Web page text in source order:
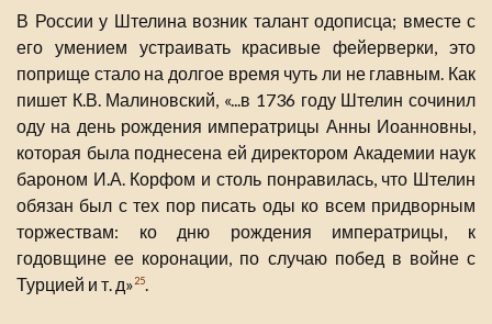
В России у Штелина возник талант одописца; вместе с
его умением устраивать красивые фейерверки, это
поприще стало на долгое время чуть ли не главным. Как
пишет К.В. Малиновский, «...в 1736 году Штелин сочинил
оду на день рождения императрицы Анны Иоанновны,
которая была поднесена ей директором Академии наук
бароном И.А. Корфом и столь понравилась, что Штелин
обязан был с тех пор писать оды ко всем придворным
торжествам: ко дню рождения императрицы, к
годовщине ее коронации, по случаю побед в войне с
Турцией и т. д»25.